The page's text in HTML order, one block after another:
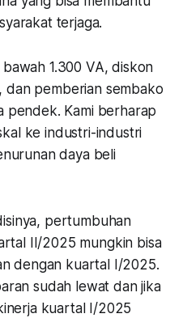
terjaga.
1.300 VA, diskon
pemberian sembako
pendek. Kami berharap
ke industri-industri
daya beli
pertumbuhan
II/2025 mungkin bisa
dengan kuartal I/2025.
sudah lewat dan jika
kuartal I/2025